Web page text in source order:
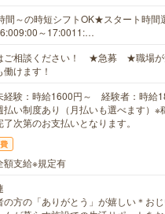
～の時短シフトOK★スタート時間
～17:0011:…
ご相談ください！ ★急募 ★職場が
けます！
経験：時給1600円～ 経験者：時給
払い制度あり（月払いも選べます）※
次第のお支払いとなります。
額支給※規定有
の方の「ありがとう」が嬉しい＊お